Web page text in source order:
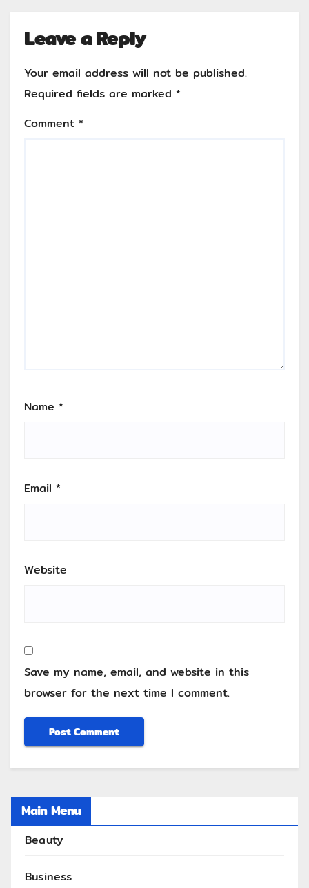
Leave a Reply
Your email address will not be published.
Required fields are marked *
Comment *
Name *
Email *
Website
Save my name, email, and website in this
browser for the next time I comment.
Main Menu
Beauty
Business